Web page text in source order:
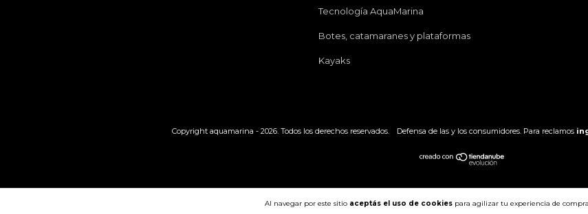
Al navegar por este sitio aceptás el uso de cookies para agilizar tu experiencia de
Tecnología AquaMarina
Botes, catamaranes y plataformas
Kayaks
Copyright aquamarina - 2026. Todos los derechos reservados. Defensa de las y los consumidores. Para reclamos